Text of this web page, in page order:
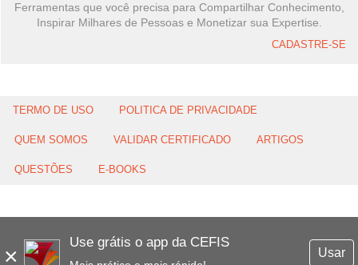
×
Use grátis o app da CEFIS
Usar
Ferramentas que você precisa para Compartilhar Conhecimento,
Inspirar Milhares de Pessoas e Monetizar sua Expertise.
CADASTRE-SE
TERMO DE USO POLITICA DE PRIVACIDADE
QUEM SOMOS VALIDAR CERTIFICADO ARTIGOS
QUESTÕES E-BOOKS